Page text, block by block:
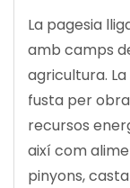
La pagesia
amb camps
agricultura.
fusta per
recursos
així com
pinyons,